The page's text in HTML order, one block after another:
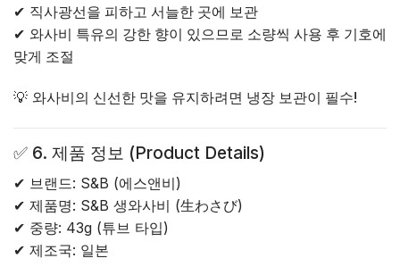
✔ 직사광선을 피하고 서늘한 곳에 보관
✔ 와사비 특유의 강한 향이 있으므로 소량씩 사용 후 기호에
맞게 조절
💡 와사비의 신선한 맛을 유지하려면 냉장 보관이 필수!
✅ 6. 제품 정보 (Product Details)
✔ 브랜드: S&B (에스앤비)
✔ 제품명: S&B 생와사비 (生わさび)
✔ 중량: 43g (튜브 타입)
✔ 제조국: 일본